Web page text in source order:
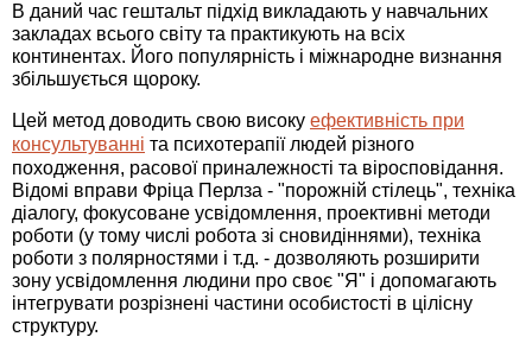
В даний час гештальт підхід викладають у навчальних
закладах всього світу та практикують на всіх
континентах. Його популярність і міжнародне визнання
збільшується щороку.
Цей метод доводить свою високу ефективність при
консультуванні та психотерапії людей різного
походження, расової приналежності та віросповідання.
Відомі вправи Фріца Перлза - "порожній стілець", техніка
діалогу, фокусоване усвідомлення, проективні методи
роботи (у тому числі робота зі сновидіннями), техніка
роботи з полярностями і т.д. - дозволяють розширити
зону усвідомлення людини про своє "Я" і допомагають
інтегрувати розрізнені частини особистості в цілісну
структуру.